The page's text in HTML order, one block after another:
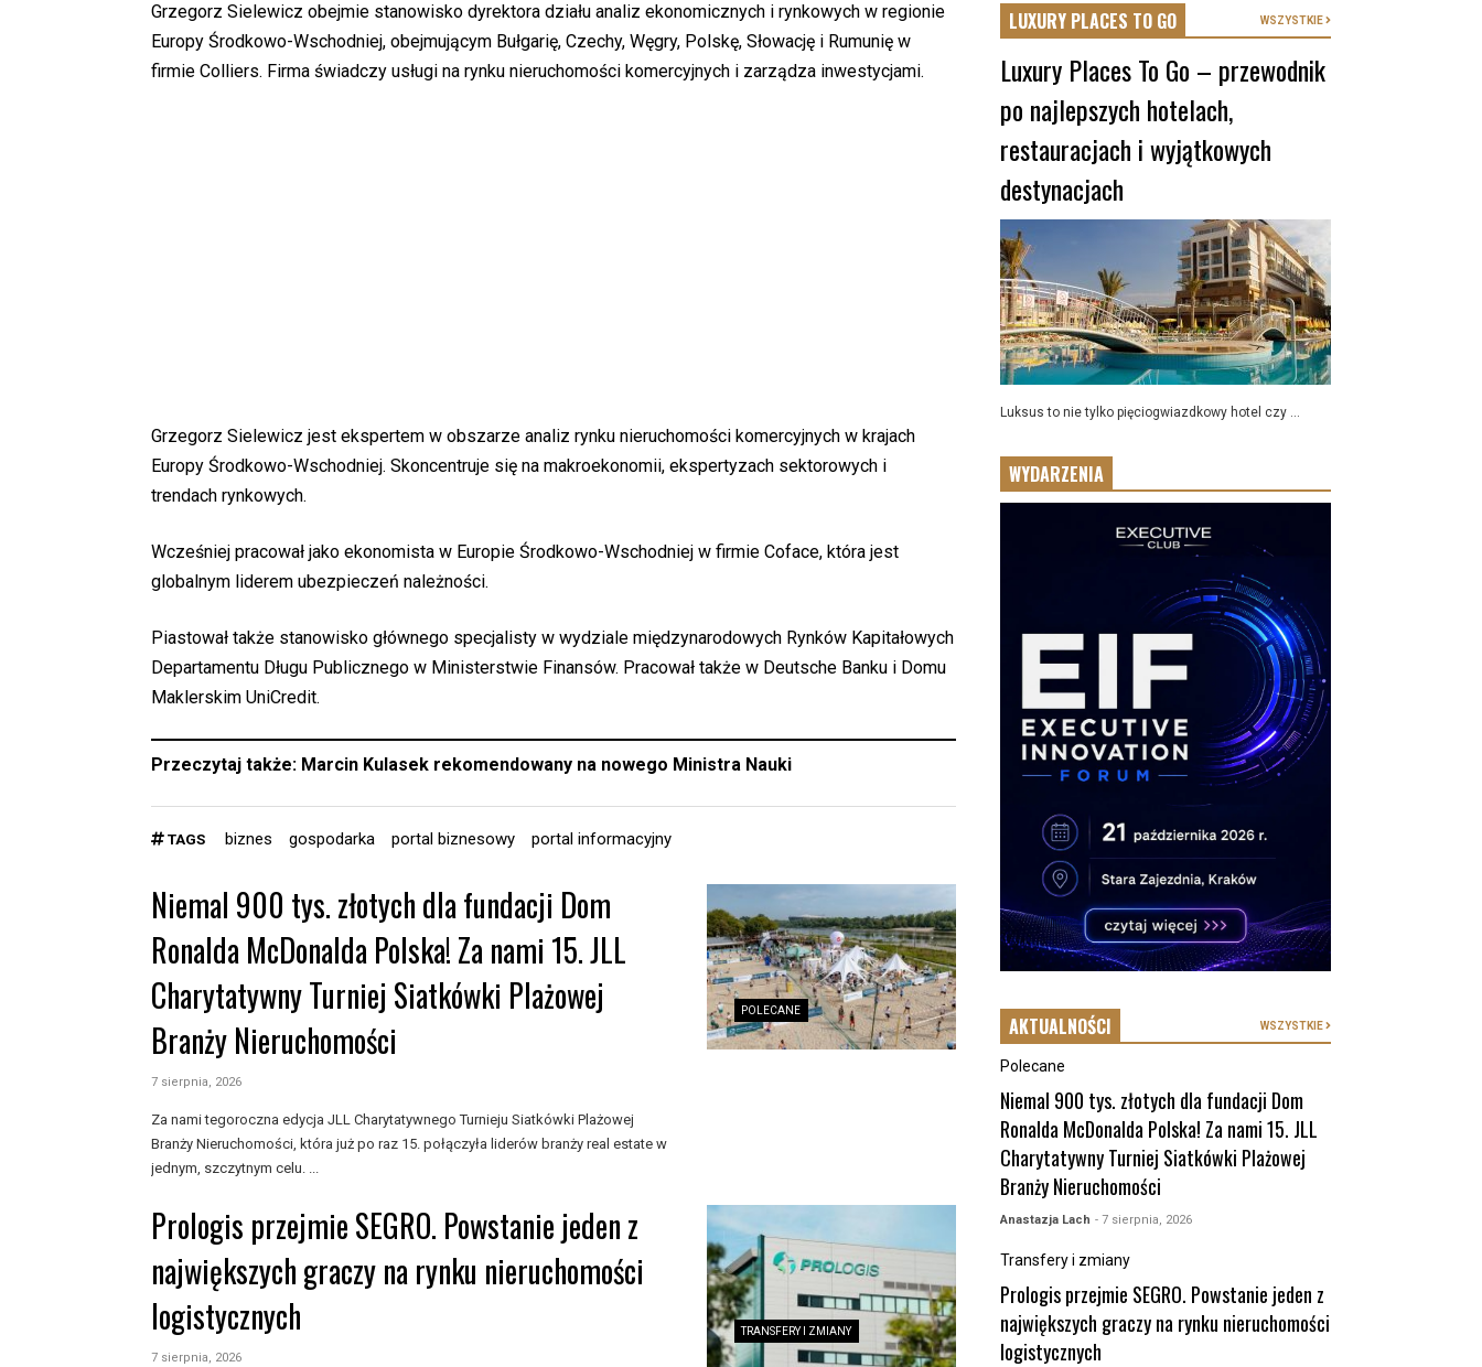
Grzegorz Sielewicz obejmie stanowisko dyrektora działu analiz ekonomicznych i rynkowych w regionie
Europy Środkowo-Wschodniej, obejmującym Bułgarię, Czechy, Węgry, Polskę, Słowację i Rumunię w
firmie Colliers. Firma świadczy usługi na rynku nieruchomości komercyjnych i zarządza inwestycjami.
Grzegorz Sielewicz jest ekspertem w obszarze analiz rynku nieruchomości komercyjnych w krajach
Europy Środkowo-Wschodniej. Skoncentruje się na makroekonomii, ekspertyzach sektorowych i
trendach rynkowych.
Wcześniej pracował jako ekonomista w Europie Środkowo-Wschodniej w firmie Coface, która jest
globalnym liderem ubezpieczeń należności.
Piastował także stanowisko głównego specjalisty w wydziale międzynarodowych Rynków Kapitałowych
Departamentu Długu Publicznego w Ministerstwie Finansów. Pracował także w Deutsche Banku i Domu
Maklerskim UniCredit.
Przeczytaj także: Marcin Kulasek rekomendowany na nowego Ministra Nauki
TAGS biznes gospodarka portal biznesowy portal informacyjny
POLECANE
Niemal 900 tys. złotych dla fundacji Dom
Ronalda McDonalda Polska! Za nami 15. JLL
Charytatywny Turniej Siatkówki Plażowej
Branży Nieruchomości
7 sierpnia, 2026
Za nami tegoroczna edycja JLL Charytatywnego Turnieju Siatkówki Plażowej
Branży Nieruchomości, która już po raz 15. połączyła liderów branży real estate w
jednym, szczytnym celu. ...
TRANSFERY I ZMIANY
Prologis przejmie SEGRO. Powstanie jeden z
największych graczy na rynku nieruchomości
logistycznych
7 sierpnia, 2026
LUXURY PLACES TO GO WSZYSTKIE
Luxury Places To Go – przewodnik
po najlepszych hotelach,
restauracjach i wyjątkowych
destynacjach
Luksus to nie tylko pięciogwiazdkowy hotel czy ...
WYDARZENIA
AKTUALNOŚCI WSZYSTKIE
Polecane
Niemal 900 tys. złotych dla fundacji Dom
Ronalda McDonalda Polska! Za nami 15. JLL
Charytatywny Turniej Siatkówki Plażowej
Branży Nieruchomości
Anastazja Lach - 7 sierpnia, 2026
Transfery i zmiany
Prologis przejmie SEGRO. Powstanie jeden z
największych graczy na rynku nieruchomości
logistycznych